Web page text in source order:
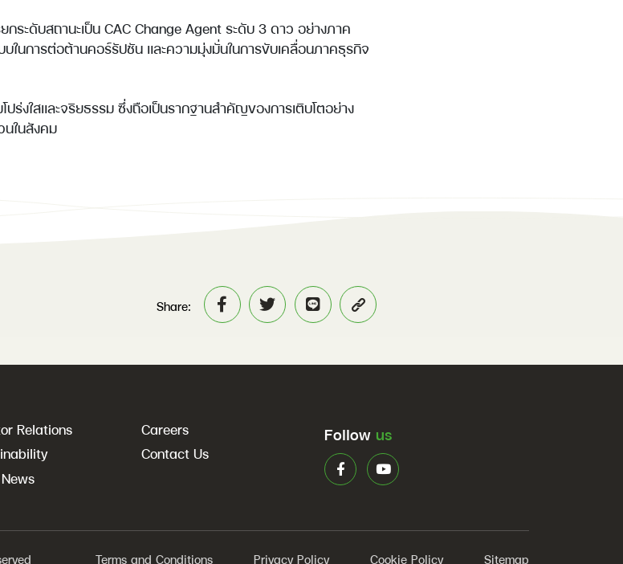
กระดับสถานะเป็น CAC Change Agent ระดับ 3 ดาว อย่างภาค
ในการต่อต้านคอร์รัปชัน และความมุ่งมั่นในการขับเคลื่อนภาคธุรกิจ
ร่งใสและจริยธรรม ซึ่งถือเป็นรากฐานสำคัญของการเติบโตอย่าง
นในสังคม
Share:
Relations
Careers
Contact Us
Follow us
Terms and Conditions Privacy Policy Cookie Policy Sitemap